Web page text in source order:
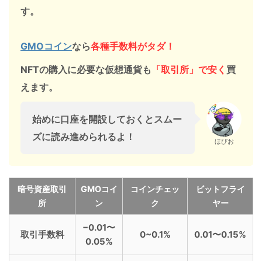
す。
GMOコインなら各種手数料がタダ！
NFTの購入に必要な仮想通貨も 「取引所」で安く 買
えます。
始めに口座を開設しておくとスムー
ズに読み進められるよ！
ほびお
暗号資産取引
所
GMOコイ
ン
コインチェッ
ク
ビットフライ
ヤー
取引手数料
−0.01〜
0.05%
0~0.1% 0.01〜0.15%